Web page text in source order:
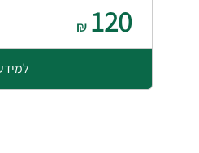
120
₪